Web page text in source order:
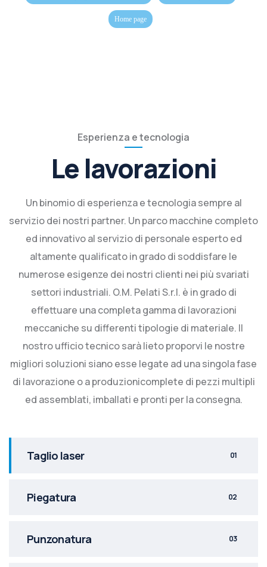
Home page
Esperienza e tecnologia
Le lavorazioni
Un binomio di esperienza e tecnologia sempre al
servizio dei nostri partner. Un parco macchine completo
ed innovativo al servizio di personale esperto ed
altamente qualificato in grado di soddisfare le
numerose esigenze dei nostri clienti nei più svariati
settori industriali. O.M. Pelati S.r.l. è in grado di
effettuare una completa gamma di lavorazioni
meccaniche su differenti tipologie di materiale. Il
nostro ufficio tecnico sarà lieto proporvi le nostre
migliori soluzioni siano esse legate ad una singola fase
di lavorazione o a produzionicomplete di pezzi multipli
ed assemblati, imballati e pronti per la consegna.
Taglio laser 01
Piegatura 02
Punzonatura 03